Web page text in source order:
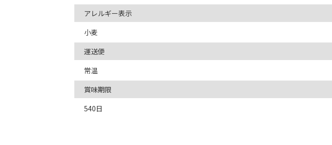
アレルギー表示
小麦
運送便
常温
賞味期限
540日